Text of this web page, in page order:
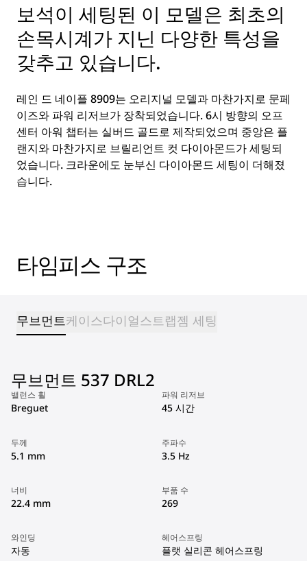
보석이 세팅된 이 모델은 최초의
손목시계가 지닌 다양한 특성을
갖추고 있습니다.
레인 드 네이플 8909는 오리지널 모델과 마찬가지로 문페
이즈와 파워 리저브가 장착되었습니다. 6시 방향의 오프
센터 아워 챕터는 실버드 골드로 제작되었으며 중앙은 플
랜지와 마찬가지로 브릴리언트 컷 다이아몬드가 세팅되
었습니다. 크라운에도 눈부신 다이아몬드 세팅이 더해졌
습니다.
타임피스 구조
무브먼트케이스다이얼스트랩젬 세팅
무브먼트 537 DRL2
밸런스 휠
Breguet
파워 리저브
45 시간
두께
5.1 mm
주파수
3.5 Hz
너비
22.4 mm
부품 수
269
와인딩
자동
헤어스프링
플랫 실리콘 헤어스프링